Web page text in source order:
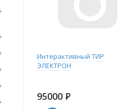
Интерактивный ТИР
ЭЛЕКТРОН
95000 Р